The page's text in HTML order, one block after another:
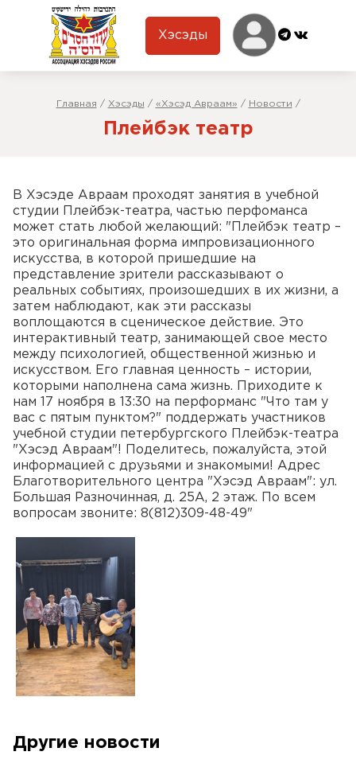
Хэсэды
Главная / Хэсэды / «Хэсэд Авраам» / Новости /
Плейбэк театр
В Хэсэде Авраам проходят занятия в учебной
студии Плейбэк-театра, частью перфоманса
может стать любой желающий: "Плейбэк театр –
это оригинальная форма импровизационного
искусства, в которой пришедшие на
представление зрители рассказывают о
реальных событиях, произошедших в их жизни, а
затем наблюдают, как эти рассказы
воплощаются в сценическое действие. Это
интерактивный театр, занимающей свое место
между психологией, общественной жизнью и
искусством. Его главная ценность – истории,
которыми наполнена сама жизнь. Приходите к
нам 17 ноября в 13:30 на перформанс "Что там у
вас с пятым пунктом?" поддержать участников
учебной студии петербургского Плейбэк-театра
"Хэсэд Авраам"! Поделитесь, пожалуйста, этой
информацией с друзьями и знакомыми! Адрес
Благотворительного центра "Хэсэд Авраам": ул.
Большая Разночинная, д. 25А, 2 этаж. По всем
вопросам звоните: 8(812)309-48-49"
Другие новости